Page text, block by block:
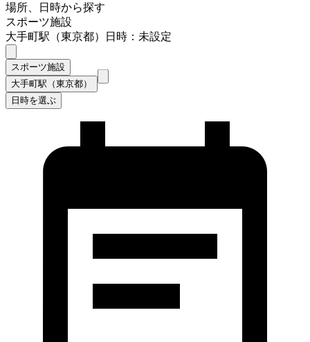
場所、日時から探す
スポーツ施設
大手町駅（東京都）
日時：未設定
スポーツ施設
大手町駅（東京都）
日時を選ぶ